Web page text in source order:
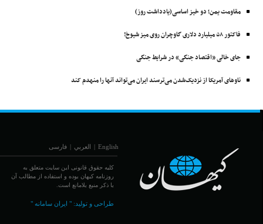
مقاومت یمن؛ دو خیز اساسی(یادداشت روز)
فاکتور ۵۸ میلیارد دلاری گاوچران روی میز شیوخ!
جای خالی «اقتصاد جنگی» در شرایط جنگی
ناوهای آمریکا از نزدیک‌شدن می‌ترسند ایران می‌تواند آنها را منهدم ‌کند
English
| العربي | فارسی
کلیه حقوق قانونی این سایت متعلق به
روزنامه کیهان بوده و استفاده از مطالب آن
با ذکر منبع بلامانع است.
طراحی و تولید:" ایران سامانه "